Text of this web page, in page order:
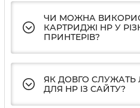
ЧИ МОЖНА
КАРТРИДЖІ HP У
ПРИНТЕРІВ?
ЯК ДОВГО СЛУЖАТЬ
ДЛЯ HP ІЗ САЙТУ?